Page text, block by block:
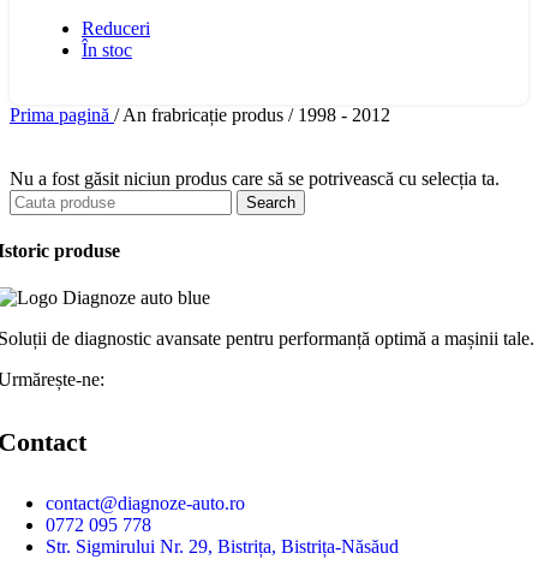
Reduceri
În stoc
Prima pagină / An frabricație produs / 1998 - 2012
Nu a fost găsit niciun produs care să se potrivească cu selecția ta.
Search
produse
de diagnostic avansate pentru performanță optimă a mașinii tale.
ne:
contact@diagnoze-auto.ro
0772 095 778
Str. Sigmirului Nr. 29, Bistrița, Bistrița-Năsăud